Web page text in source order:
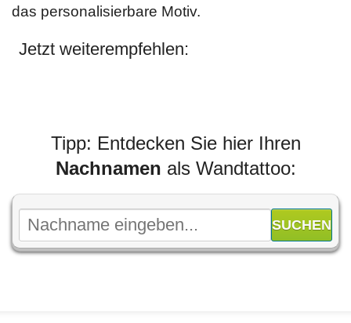
das personalisierbare Motiv.
Jetzt weiterempfehlen:
Tipp: Entdecken Sie hier Ihren
Nachnamen als Wandtattoo: